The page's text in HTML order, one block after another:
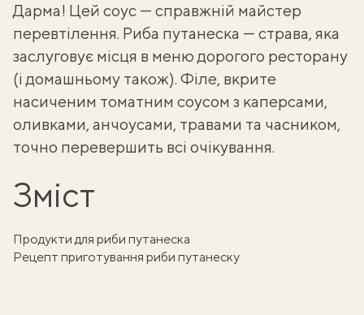
Дарма! Цей соус — справжній майстер
перевтілення. Риба путанеска — страва, яка
заслуговує місця в меню дорогого ресторану
(і домашньому також). Філе, вкрите
насиченим томатним соусом з каперсами,
оливками, анчоусами, травами та часником,
точно перевершить всі очікування.
Зміст
Продукти для риби путанеска
Рецепт приготування риби путанеску